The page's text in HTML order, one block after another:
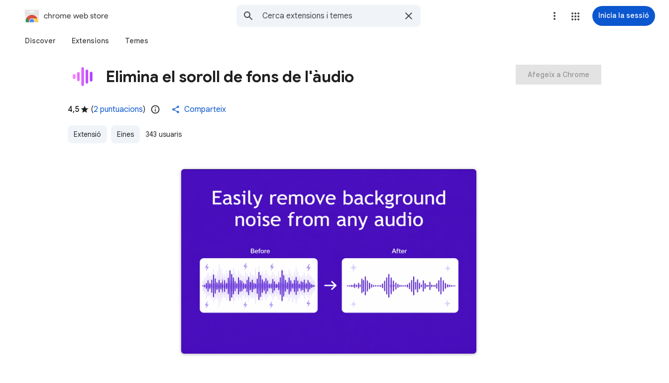
chrome web store Inicia la sessió
Discover Extensions Temes
Elimina el soroll de fons de l'àudio
4,5 (2 puntuacions) Comparteix
Extensió Eines 343 usuaris
Afegeix a Chrome